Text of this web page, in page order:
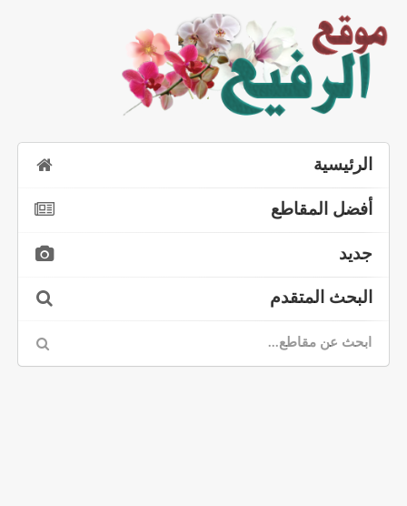
الرئيسية
أفضل المقاطع
جديد
البحث المتقدم